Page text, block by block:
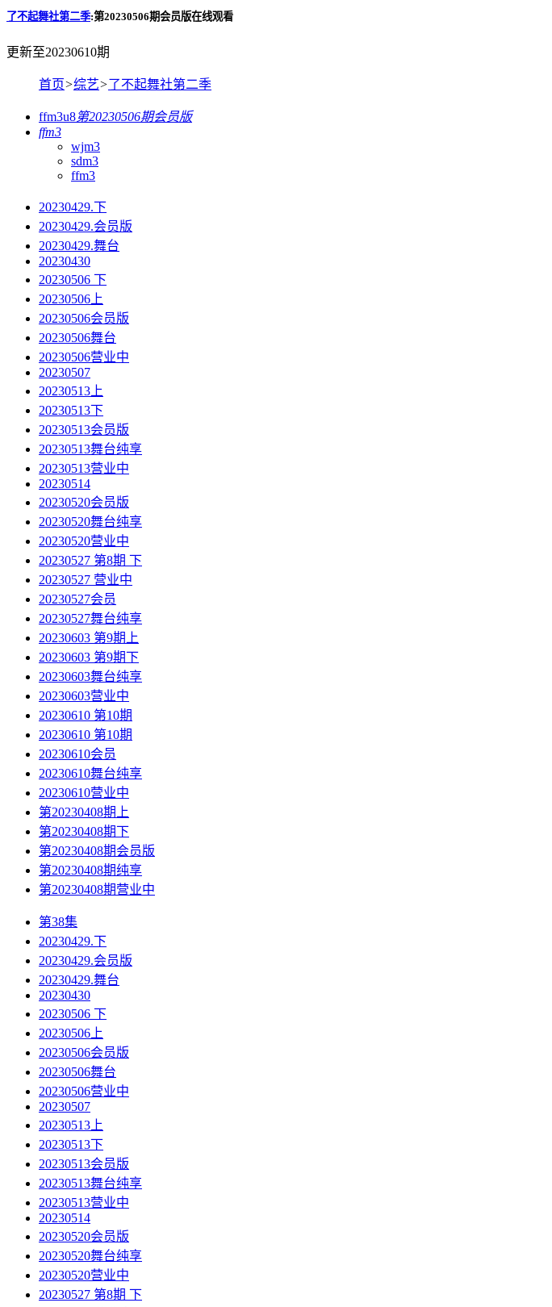
了不起舞社第二季:第20230506期会员版在线观看
更新至20230610期
首页>综艺>了不起舞社第二季
ffm3u8第20230506期会员版
ffm3
wjm3
sdm3
ffm3
20230429.下
20230429.会员版
20230429.舞台
20230430
20230506 下
20230506上
20230506会员版
20230506舞台
20230506营业中
20230507
20230513上
20230513下
20230513会员版
20230513舞台纯享
20230513营业中
20230514
20230520会员版
20230520舞台纯享
20230520营业中
20230527 第8期 下
20230527 营业中
20230527会员
20230527舞台纯享
20230603 第9期上
20230603 第9期下
20230603舞台纯享
20230603营业中
20230610 第10期
20230610 第10期
20230610会员
20230610舞台纯享
20230610营业中
第20230408期上
第20230408期下
第20230408期会员版
第20230408期纯享
第20230408期营业中
第38集
20230429.下
20230429.会员版
20230429.舞台
20230430
20230506 下
20230506上
20230506会员版
20230506舞台
20230506营业中
20230507
20230513上
20230513下
20230513会员版
20230513舞台纯享
20230513营业中
20230514
20230520会员版
20230520舞台纯享
20230520营业中
20230527 第8期 下